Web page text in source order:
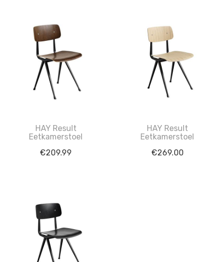
HAY Result
Eetkamerstoel
€209.99
HAY Result
Eetkamerstoel
€269.00